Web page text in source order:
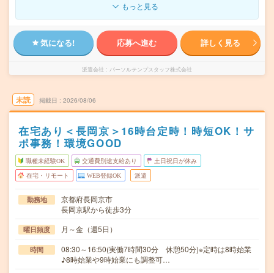
もっと見る
気になる! 応募へ進む 詳しく見る
派遣会社 パーソルテンプスタッフ株式会社
未読 掲載日 2026/08/06
在宅あり＜長岡京＞16時台定時！時短OK！サ
ポ事務！環境GOOD
職種未経験OK 交通費別途支給あり 土日祝日が休み
在宅・リモート WEB登録OK 派遣
勤務地
京都府長岡京市
長岡京駅から徒歩3分
曜日頻度 月～金（週5日）
時間
08:30～16:50(実働7時間30分 休憩50分)※定時は8時始業
♪8時始業や9時始業にも調整可…